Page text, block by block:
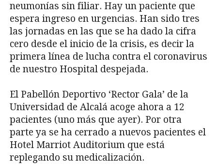
neumonías sin filiar. Hay un paciente que
espera ingreso en urgencias. Han sido tres
las jornadas en las que se ha dado la cifra
cero desde el inicio de la crisis, es decir la
primera línea de lucha contra el coronavirus
de nuestro Hospital despejada.
El Pabellón Deportivo ‘Rector Gala’ de la
Universidad de Alcalá acoge ahora a 12
pacientes (uno más que ayer). Por otra
parte ya se ha cerrado a nuevos pacientes el
Hotel Marriot Auditorium que está
replegando su medicalización.